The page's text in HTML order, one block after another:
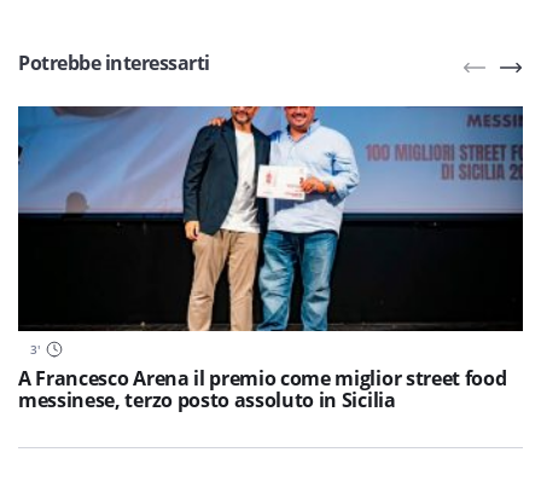
Potrebbe interessarti
3'
A Francesco Arena il premio come miglior street food
messinese, terzo posto assoluto in Sicilia